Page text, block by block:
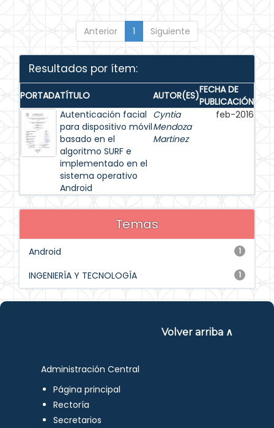
Anterior 1 Siguiente
Resultados por ítem:
PORTADATÍTULO AUTOR(ES)FECHA DE
PUBLICACIÓN
Autenticación facial
para dispositivo móvil
basado en el
algoritmo SURF e
implementado en el
sistema operativo
Android
Cyntia
Mendoza
Martinez
feb-2016
Temas
1
Android
1
INGENIERÍA Y TECNOLOGÍA
Volver arriba ∧
Administración Central
Página principal
Rectoría
Secretarios